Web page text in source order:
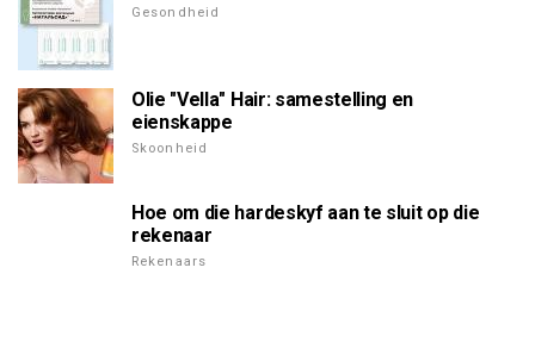
Gesondheid
Olie "Vella" Hair: samestelling en
eienskappe
Skoonheid
Hoe om die hardeskyf aan te sluit op die
rekenaar
Rekenaars